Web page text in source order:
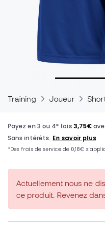
Training Joueur
Actuellement nous ne
ce produit. Revenez